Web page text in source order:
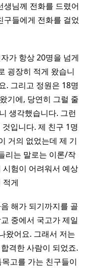
생님께 전화를 드렸어
구들에게 전화를 걸었
가 항상 20명을 넘게
굉장히 적게 왔습니
. 그리고 정원은 18명
기에, 당연히 그럴 줄
생각했습니다. 그런
입니다. 제 친구 1명
거의 없었는데 제 기
리는 말로는 이론/작
험이 어려워서 예상
적게
해가 되기까지를 골
중에서 국고가 제일
왔어요. 그래서 저는
격한 사람이 되었죠.
고를 가는 친구들이